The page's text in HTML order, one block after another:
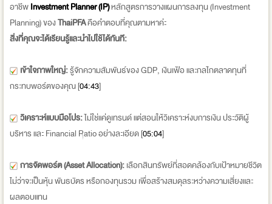
อาชีพInvestment Planner (IP)หลักสูตรการวางแผนการลงทุน (Investment
Planning) ของThaiPFAคือคำตอบที่คุณตามหาค่ะ
สิ่งที่คุณจะได้เรียนรู้และนำไปใช้ได้ทันที:
เข้าใจภาพใหญ่:รู้จักความสัมพันธ์ของ GDP, เงินเฟ้อ และกลไกตลาดทุนที่
กระทบพอร์ตของคุณ [04:43]
วิเคราะห์แบบมือโปร:ไม่ใช่แค่ดูเทรนด์ แต่สอนให้วิเคราะห์งบการเงิน ประวัติผู้
บริหาร และ Financial Ratio อย่างละเอียด [05:04]
การจัดพอร์ต (Asset Allocation):เลือกสินทรัพย์ที่สอดคล้องกับเป้าหมายชีวิต
ไม่ว่าจะเป็นหุ้น พันธบัตร หรือกองทุนรวม เพื่อสร้างสมดุลระหว่างความเสี่ยงและ
ผลตอบแทน